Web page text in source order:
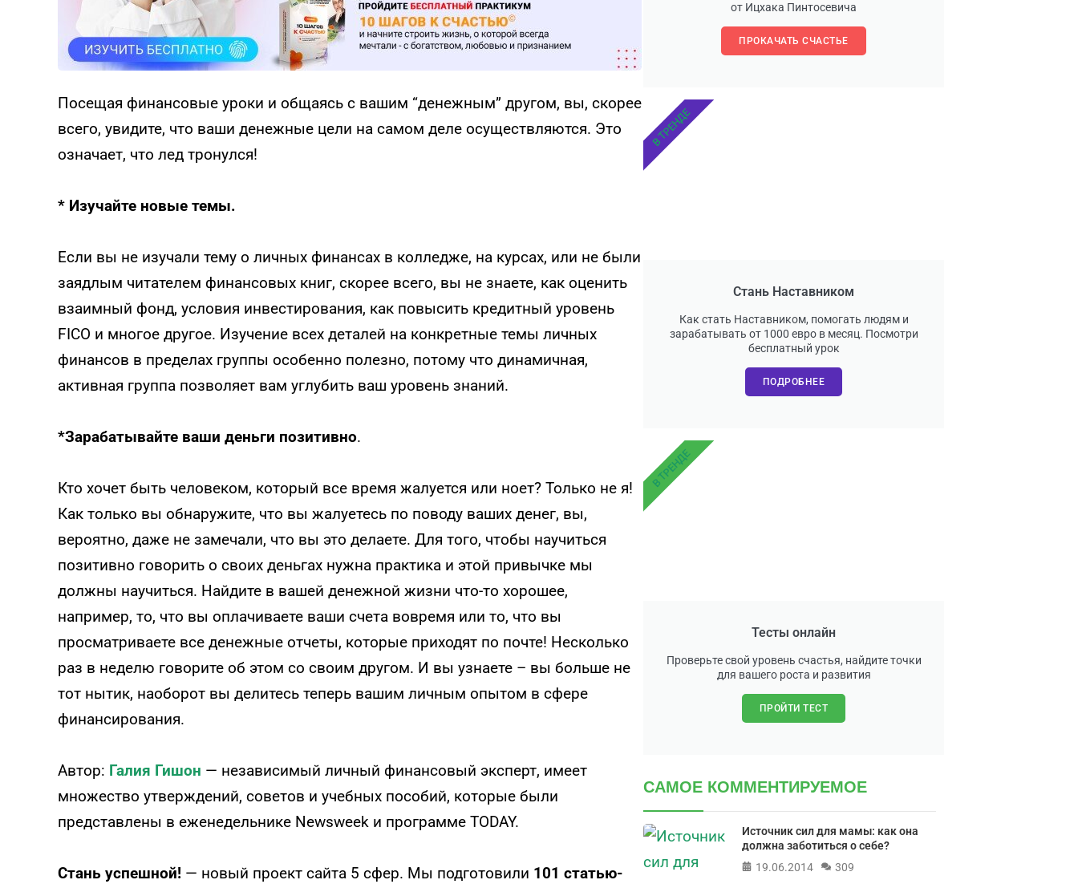
Посещая финансовые уроки и общаясь с вашим “денежным” другом, вы, скорее
всего, увидите, что ваши денежные цели на самом деле осуществляются. Это
означает, что лед тронулся!
* Изучайте новые темы.
Если вы не изучали тему о личных финансах в колледже, на курсах, или не были
заядлым читателем финансовых книг, скорее всего, вы не знаете, как оценить
взаимный фонд, условия инвестирования, как повысить кредитный уровень
FICO и многое другое. Изучение всех деталей на конкретные темы личных
финансов в пределах группы особенно полезно, потому что динамичная,
активная группа позволяет вам углубить ваш уровень знаний.
*Зарабатывайте ваши деньги позитивно.
Кто хочет быть человеком, который все время жалуется или ноет? Только не я!
Как только вы обнаружите, что вы жалуетесь по поводу ваших денег, вы,
вероятно, даже не замечали, что вы это делаете. Для того, чтобы научиться
позитивно говорить о своих деньгах нужна практика и этой привычке мы
должны научиться. Найдите в вашей денежной жизни что-то хорошее,
например, то, что вы оплачиваете ваши счета вовремя или то, что вы
просматриваете все денежные отчеты, которые приходят по почте! Несколько
раз в неделю говорите об этом со своим другом. И вы узнаете – вы больше не
тот нытик, наоборот вы делитесь теперь вашим личным опытом в сфере
финансирования.
Автор: Галия Гишон — независимый личный финансовый эксперт, имеет
множество утверждений, советов и учебных пособий, которые были
представлены в еженедельнике Newsweek и программе TODAY.
Стань успешной! — новый проект сайта 5 сфер. Мы подготовили 101 статью-
от Ицхака Пинтосевича
ПРОКАЧАТЬ СЧАСТЬЕ
Стань Наставником
Как стать Наставником, помогать людям и
зарабатывать от 1000 евро в месяц. Посмотри
бесплатный урок
ПОДРОБНЕЕ
В ТРЕНДЕ
Тесты онлайн
Проверьте свой уровень счастья, найдите точки
для вашего роста и развития
ПРОЙТИ ТЕСТ
В ТРЕНДЕ
САМОЕ КОММЕНТИРУЕМОЕ
Источник сил для мамы: как она
должна заботиться о себе?
19.06.2014
309